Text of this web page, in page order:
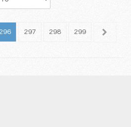
296 297 298 299 300